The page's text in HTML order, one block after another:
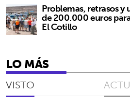
Problemas, retrasos y
de 200.000 euros
El Cotillo
LO MÁS
VISTO